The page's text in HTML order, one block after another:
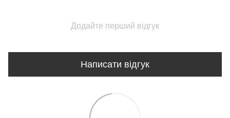
Додайте перший відгук
Написати відгук